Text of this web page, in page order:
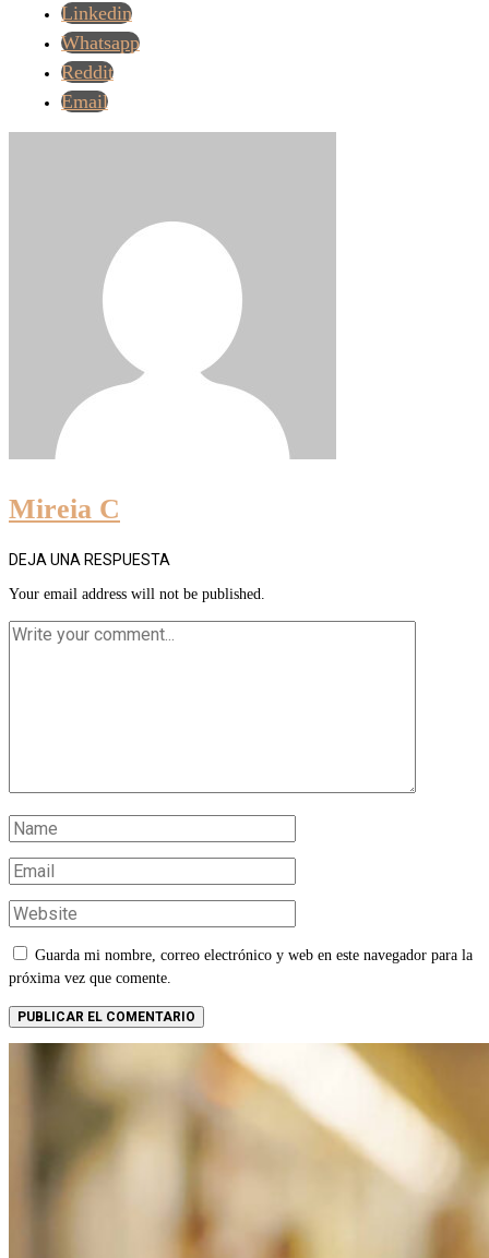
Linkedin
Whatsapp
Reddit
Email
Mireia C
DEJA UNA RESPUESTA
Your email address will not be published.
Guarda mi nombre, correo electrónico y web en este navegador para la
próxima vez que comente.